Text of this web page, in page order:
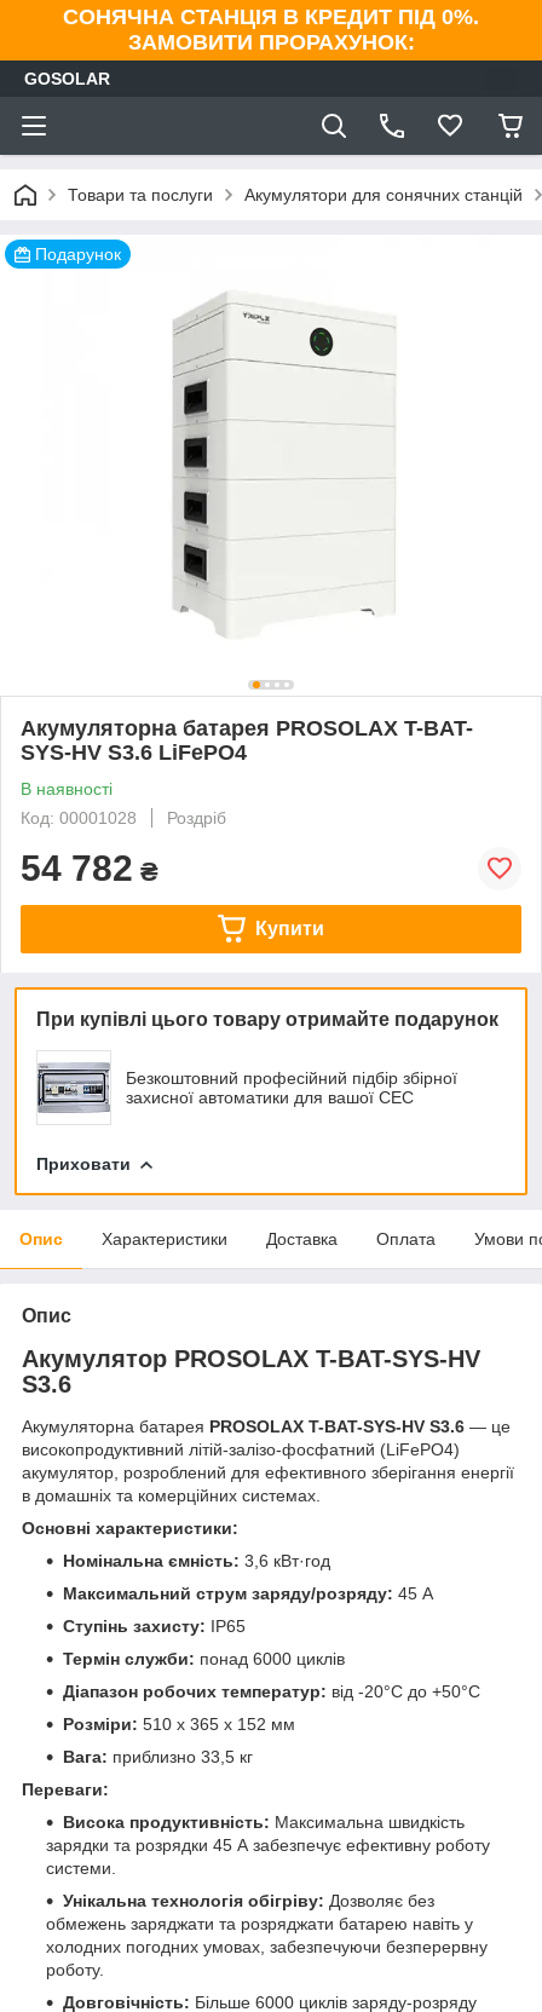
СОНЯЧНА СТАНЦІЯ В КРЕДИТ ПІД 0%.
ЗАМОВИТИ ПРОРАХУНОК:
GOSOLAR
Товари та послуги Акумулятори для сонячних станцій
Подарунок
Акумуляторна батарея PROSOLAX T-BAT-
SYS-HV S3.6 LiFePO4
В наявності
Код: 00001028
Роздріб
54 782 ₴
Купити
При купівлі цього товару отримайте подарунок
Безкоштовний професійний підбір збірної
захисної автоматики для вашої СЕС
Приховати
Опис Характеристики Доставка Оплата Умови
Опис
Акумулятор PROSOLAX T-BAT-SYS-HV
S3.6
Акумуляторна батарея PROSOLAX T-BAT-SYS-HV S3.6 — це
високопродуктивний літій-залізо-фосфатний (LiFePO4)
акумулятор, розроблений для ефективного зберігання енергії
в домашніх та комерційних системах.
Основні характеристики:
Номінальна ємність: 3,6 кВт·год
Максимальний струм заряду/розряду: 45 А
Ступінь захисту: IP65
Термін служби: понад 6000 циклів
Діапазон робочих температур: від -20°C до +50°C
Розміри: 510 x 365 x 152 мм
Вага: приблизно 33,5 кг
Переваги:
Висока продуктивність: Максимальна швидкість
зарядки та розрядки 45 А забезпечує ефективну роботу
системи.
Унікальна технологія обігріву: Дозволяє без
обмежень заряджати та розряджати батарею навіть у
холодних погодних умовах, забезпечуючи безперервну
роботу.
Довговічність: Більше 6000 циклів заряду-розряду